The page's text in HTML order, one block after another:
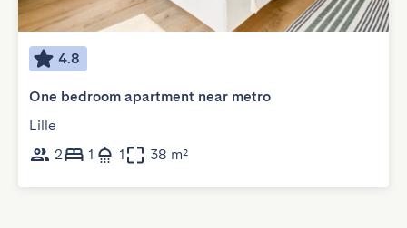
4.8
One bedroom apartment near metro
Lille
2
1 1 38 m²